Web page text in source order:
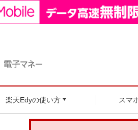
楽天Edyの使い方 スマ